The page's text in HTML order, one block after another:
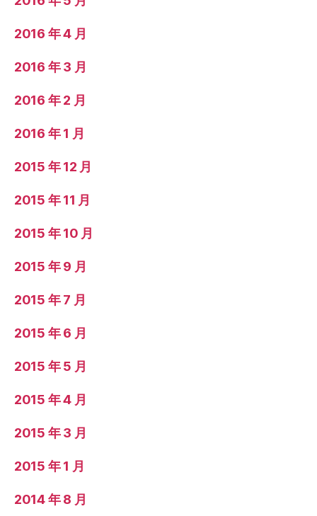
2016 年 4 月
2016 年 3 月
2016 年 2 月
2016 年 1 月
2015 年 12 月
2015 年 11 月
2015 年 10 月
2015 年 9 月
2015 年 7 月
2015 年 6 月
2015 年 5 月
2015 年 4 月
2015 年 3 月
2015 年 1 月
2014 年 8 月